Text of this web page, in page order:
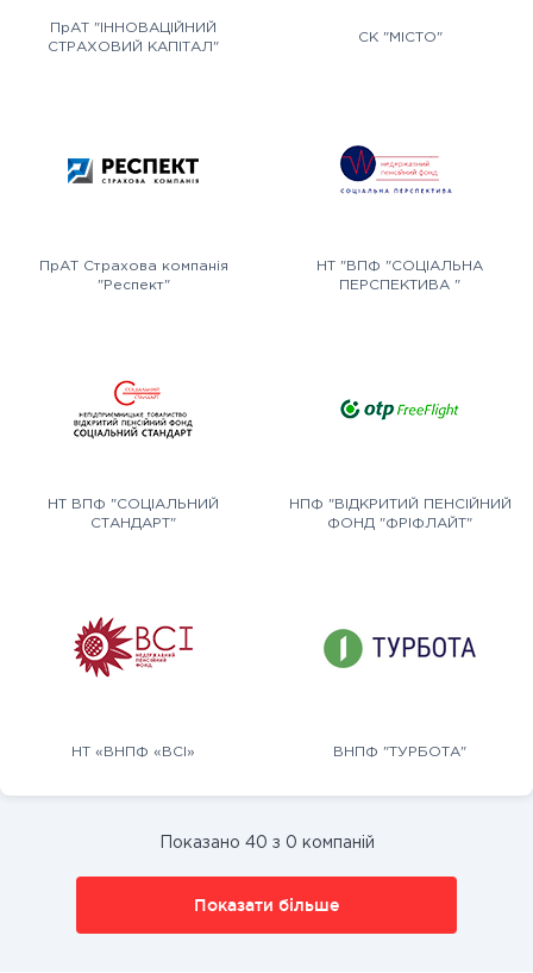
ПрАТ "ІННОВАЦІЙНИЙ
СТРАХОВИЙ КАПІТАЛ"
СК "МІСТО"
ПрАТ Страхова компанія
"Респект"
НТ "ВПФ "СОЦІАЛЬНА
ПЕРСПЕКТИВА "
НТ ВПФ "СОЦІАЛЬНИЙ
СТАНДАРТ"
НПФ "ВІДКРИТИЙ ПЕНСІЙНИЙ
ФОНД "ФРІФЛАЙТ"
НТ «ВНПФ «ВСІ» ВНПФ "ТУРБОТА"
Показано 40 з 0 компаній
Показати більше